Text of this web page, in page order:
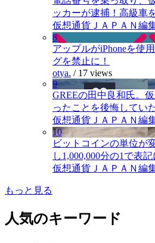
ッカーが逮捕！高級車
仮想通貨ＪＡＰＡＮ編
8
アップルがiPhoneを使
グを禁止に！
otya. / 17 views
9
GREEの田中良和氏。
ったことを後悔してい
仮想通貨ＪＡＰＡＮ編
10
ビットコインの単位が
し1,000,000分の1で表記
仮想通貨ＪＡＰＡＮ編
もっと見る
人気のキーワード